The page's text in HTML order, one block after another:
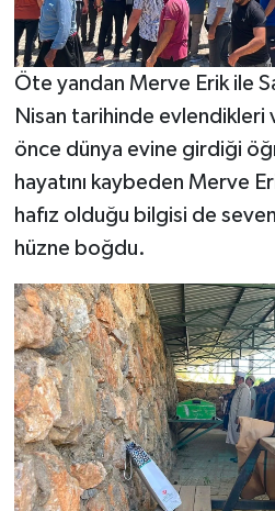
Öte yandan Merve Erik ile
Nisan tarihinde evlendikleri
önce dünya evine girdiği
hayatını kaybeden Merve
hafız olduğu bilgisi de
hüzne boğdu.